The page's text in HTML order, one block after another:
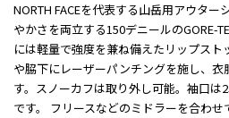
NORTH FACEを代表する山岳用アウタ
やかさを両立する150デニールのGORE-
には軽量で強度を兼ね備えたリップス
や脇下にレーザーパンチングを施し、
す。スノーカフは取り外し可能。袖口は
です。 フリースなどのミドラーを合わ